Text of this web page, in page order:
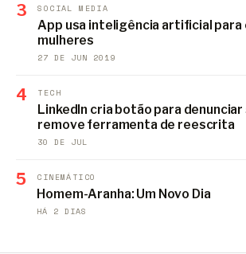
3 SOCIAL MEDIA
App usa inteligência artificial para
mulheres
27 DE JUN 2019
4 TECH
LinkedIn cria botão para denunciar
remove ferramenta de reescrita
30 DE JUL
5 CINEMÁTICO
Homem-Aranha: Um Novo Dia
HÁ 2 DIAS